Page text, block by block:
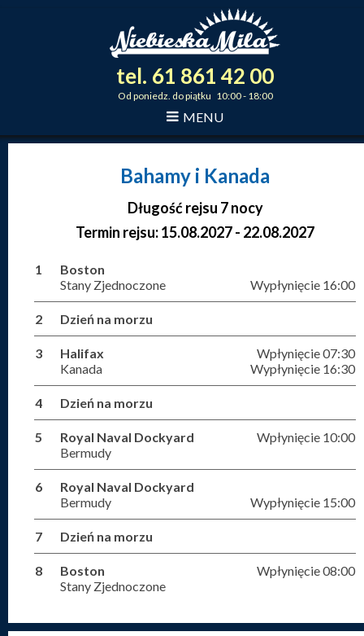
tel. 61 861 42 00
Od poniedz. do piątku 10:00 - 18:00
MENU
Bahamy i Kanada
Długość rejsu 7 nocy
Termin rejsu: 15.08.2027 - 22.08.2027
1
Boston
Stany Zjednoczone
Wypłynięcie 16:00
2 Dzień na morzu
3
Halifax
Kanada
Wpłynięcie 07:30
Wypłynięcie 16:30
4 Dzień na morzu
5
Royal Naval Dockyard
Bermudy
Wpłynięcie 10:00
6
Royal Naval Dockyard
Bermudy
Wypłynięcie 15:00
7 Dzień na morzu
8
Boston
Stany Zjednoczone
Wpłynięcie 08:00